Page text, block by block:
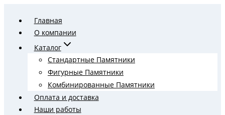
содержимому
Главная
О компании
Каталог
Стандартные Памятники
Фигурные Памятники
Комбинированные Памятники
Оплата и доставка
Наши работы